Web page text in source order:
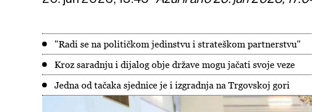
"Radi se na političkom jedinstvu i strateškom partnerstvu"
Kroz saradnju i dijalog obje države mogu jačati svoje veze
Jedna od tačaka sjednice je i izgradnja na Trgovskoj gori